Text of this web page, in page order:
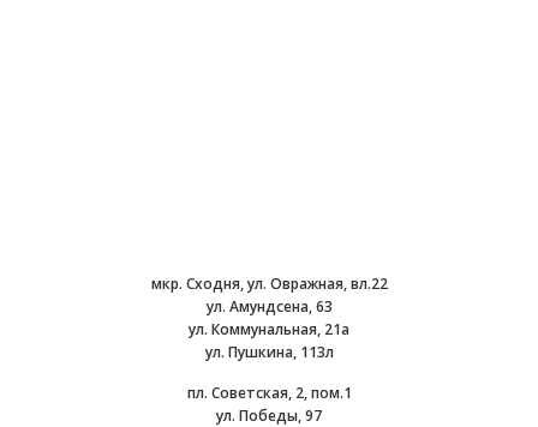
мкр. Сходня, ул. Овражная, вл.22
ул. Амундсена, 63
ул. Коммунальная, 21а
ул. Пушкина, 113л
пл. Советская, 2, пом.1
ул. Победы, 97